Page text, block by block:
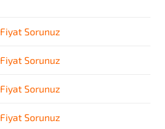
Fiyat Sorunuz
Fiyat Sorunuz
Fiyat Sorunuz
Fiyat Sorunuz